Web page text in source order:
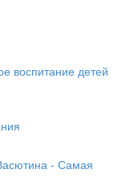
воспитание детей
- Самая